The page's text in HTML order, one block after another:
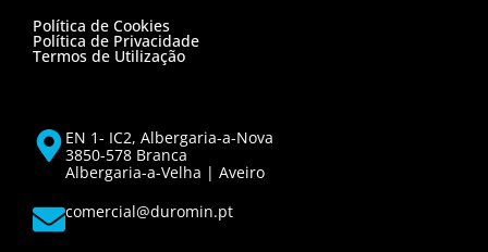
Política de Cookies
Política de Privacidade
Termos de Utilização
EN 1- IC2, Albergaria-a-Nova
3850-578 Branca
Albergaria-a-Velha | Aveiro
comercial@duromin.pt